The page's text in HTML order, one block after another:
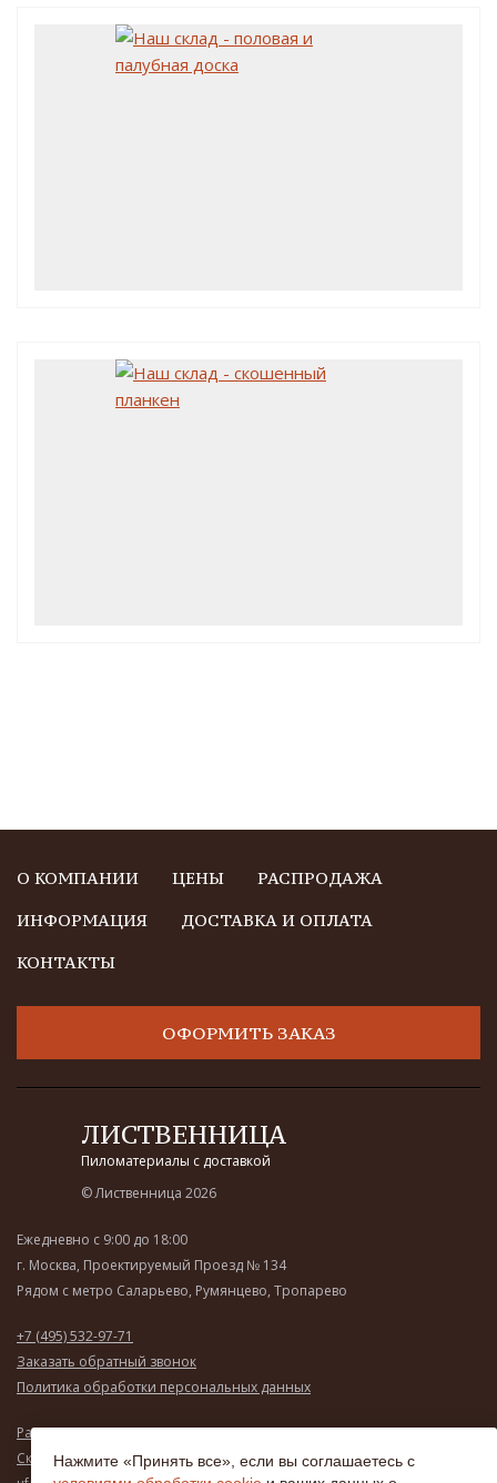
О КОМПАНИИ ЦЕНЫ
РАСПРОДАЖА
ИНФОРМАЦИЯ
ДОСТАВКА И ОПЛАТА
КОНТАКТЫ
ОФОРМИТЬ ЗАКАЗ
ЛИСТВЕННИЦА
Пиломатериалы с доставкой
© Лиственница 2026
Ежедневно с 9:00 до 18:00
г. Москва, Проектируемый Проезд № 134
Рядом с метро Саларьево, Румянцево, Тропарево
+7 (495) 532-97-71
Заказать обратный звонок
Политика обработки персональных данных
Рассчитать стоимость
Скачать прайс-лист
Нажмите «Принять все», если вы соглашаетесь с